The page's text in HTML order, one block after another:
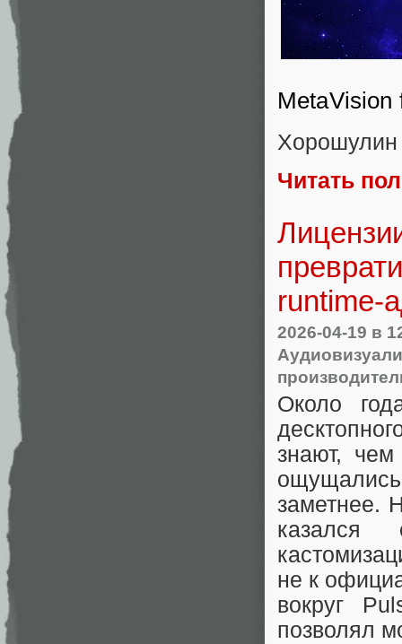
MetaVision
Хорошулин
Читать
runtime-
2026-04-19 в
Около
знают,
заметнее.
казался
не к
вокруг
позволял